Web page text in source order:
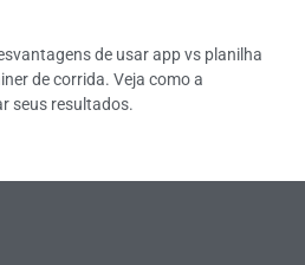
de usar app vs planilha
de corrida. Veja como a
seus resultados.